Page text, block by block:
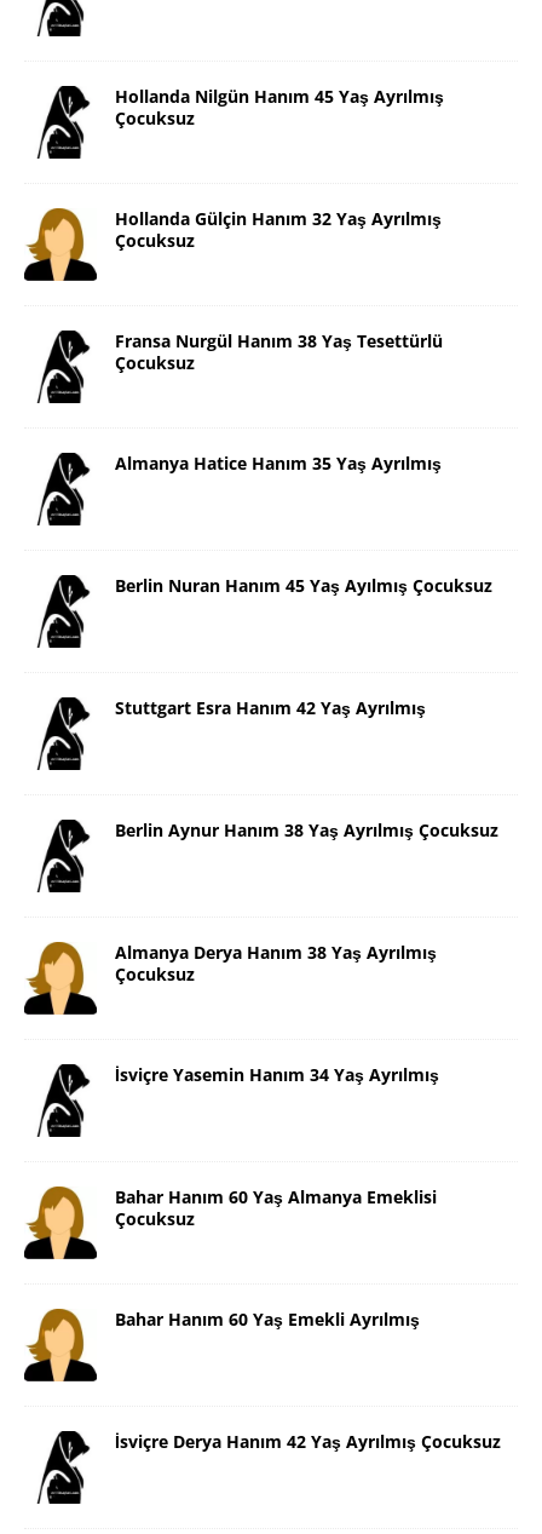
Hollanda Nilgün Hanım 45 Yaş Ayrılmış
Çocuksuz
Hollanda Gülçin Hanım 32 Yaş Ayrılmış
Çocuksuz
Fransa Nurgül Hanım 38 Yaş Tesettürlü
Çocuksuz
Almanya Hatice Hanım 35 Yaş Ayrılmış
Berlin Nuran Hanım 45 Yaş Ayılmış Çocuksuz
Stuttgart Esra Hanım 42 Yaş Ayrılmış
Berlin Aynur Hanım 38 Yaş Ayrılmış Çocuksuz
Almanya Derya Hanım 38 Yaş Ayrılmış
Çocuksuz
İsviçre Yasemin Hanım 34 Yaş Ayrılmış
Bahar Hanım 60 Yaş Almanya Emeklisi
Çocuksuz
Bahar Hanım 60 Yaş Emekli Ayrılmış
İsviçre Derya Hanım 42 Yaş Ayrılmış Çocuksuz